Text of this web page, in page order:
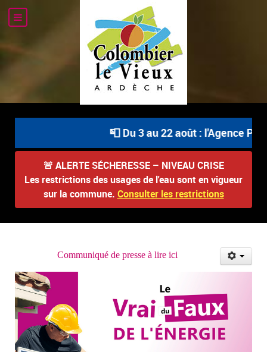
📮 Du 3 au 22 août : l'Agence
🚨 ALERTE SÉCHERESSE – NIVEAU CRISE
Les restrictions des usages de l'eau sont en vigueur
sur la commune. Consulter les restrictions
Communiqué de presse à lire ici